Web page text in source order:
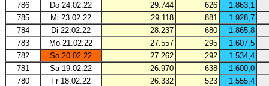
786
Do 24.02.22 29.744 626
1.863,1
785
Mi 23.02.22 29.118 881
1.928,7
784
Di 22.02.22 28.237 680
1.865,8
783
Mo 21.02.22 27.557 295
1.607,5
782
So 20.02.22 27.262 292
1.534,4
781
Sa 19.02.22 26.970 638
1.600,0
780
Fr 18.02.22 26.332 523
1.555,4